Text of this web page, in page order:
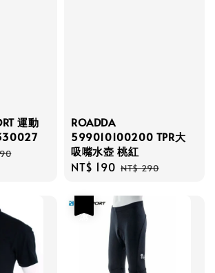
運動
ROADDA
599010100200 TPR大
吸嘴水壺 桃紅
Sale
NT$ 190 Regular
NT$ 290